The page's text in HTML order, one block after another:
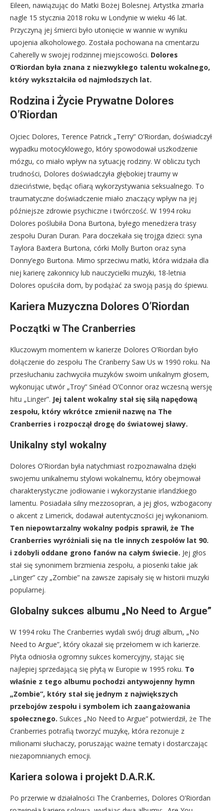
Eileen, nawiązując do Matki Bożej Bolesnej. Artystka zmarła
nagle 15 stycznia 2018 roku w Londynie w wieku 46 lat.
Przyczyną jej śmierci było utonięcie w wannie w wyniku
upojenia alkoholowego. Została pochowana na cmentarzu
Caherelly w swojej rodzinnej miejscowości. Dolores
O’Riordan była znana z niezwykłego talentu wokalnego,
który wykształciła od najmłodszych lat.
Rodzina i Życie Prywatne Dolores
O’Riordan
Ojciec Dolores, Terence Patrick „Terry” O’Riordan, doświadczył
wypadku motocyklowego, który spowodował uszkodzenie
mózgu, co miało wpływ na sytuację rodziny. W obliczu tych
trudności, Dolores doświadczyła głębokiej traumy w
dzieciństwie, będąc ofiarą wykorzystywania seksualnego. To
traumatyczne doświadczenie miało znaczący wpływ na jej
późniejsze zdrowie psychiczne i twórczość. W 1994 roku
Dolores poślubiła Dona Burtona, byłego menedżera trasy
zespołu Duran Duran. Para doczekała się trojga dzieci: syna
Taylora Baxtera Burtona, córki Molly Burton oraz syna
Donny’ego Burtona. Mimo sprzeciwu matki, która widziała dla
niej karierę zakonnicy lub nauczycielki muzyki, 18-letnia
Dolores opuściła dom, by podążać za swoją pasją do śpiewu.
Kariera Muzyczna Dolores O’Riordan
Początki w The Cranberries
Kluczowym momentem w karierze Dolores O’Riordan było
dołączenie do zespołu The Cranberry Saw Us w 1990 roku. Na
przesłuchaniu zachwyciła muzyków swoim unikalnym głosem,
wykonując utwór „Troy” Sinéad O’Connor oraz wczesną wersję
hitu „Linger”. Jej talent wokalny stał się siłą napędową
zespołu, który wkrótce zmienił nazwę na The
Cranberries i rozpoczął drogę do światowej sławy.
Unikalny styl wokalny
Dolores O’Riordan była natychmiast rozpoznawalna dzięki
swojemu unikalnemu stylowi wokalnemu, który obejmował
charakterystyczne jodłowanie i wykorzystanie irlandzkiego
lamentu. Posiadała silny mezzosopran, a jej głos, wzbogacony
o akcent z Limerick, dodawał autentyczności jej wykonaniom.
Ten niepowtarzalny wokalny podpis sprawił, że The
Cranberries wyróżniali się na tle innych zespołów lat 90.
i zdobyli oddane grono fanów na całym świecie. Jej głos
stał się synonimem brzmienia zespołu, a piosenki takie jak
„Linger” czy „Zombie” na zawsze zapisały się w historii muzyki
popularnej.
Globalny sukces albumu „No Need to Argue”
W 1994 roku The Cranberries wydali swój drugi album, „No
Need to Argue”, który okazał się przełomem w ich karierze.
Płyta odniosła ogromny sukces komercyjny, stając się
najlepiej sprzedającą się płytą w Europie w 1995 roku. To
właśnie z tego albumu pochodzi antywojenny hymn
„Zombie”, który stał się jednym z największych
przebojów zespołu i symbolem ich zaangażowania
społecznego. Sukces „No Need to Argue” potwierdził, że The
Cranberries potrafią tworzyć muzykę, która rezonuje z
milionami słuchaczy, poruszając ważne tematy i dostarczając
niezapomnianych emocji.
Kariera solowa i projekt D.A.R.K.
Po przerwie w działalności The Cranberries, Dolores O’Riordan